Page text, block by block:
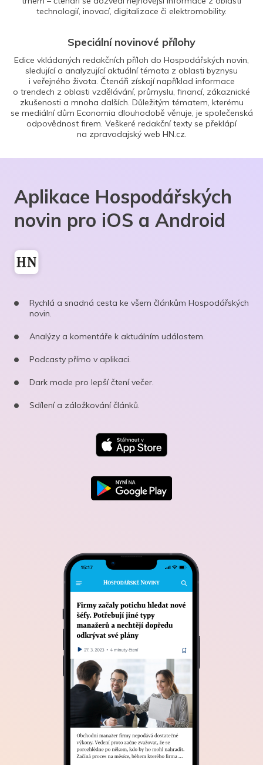
technologií, inovací, digitalizace či elektromobility.
Speciální novinové přílohy
Edice vkládaných redakčních příloh do Hospodářských novin,
sledující a analyzující aktuální témata z oblasti byznysu
i veřejného života. Čtenáři získají například informace
o trendech z oblasti vzdělávání, průmyslu, financí, zákaznické
zkušenosti a mnoha dalších. Důležitým tématem, kterému
se mediální dům Economia dlouhodobě věnuje, je společenská
odpovědnost firem. Veškeré redakční texty se překlápí
na zpravodajský web HN.cz.
Aplikace Hospodářských
novin pro iOS a Android
Rychlá a snadná cesta ke všem článkům Hospodářských
novin.
Analýzy a komentáře k aktuálním událostem.
Podcasty přímo v aplikaci.
Dark mode pro lepší čtení večer.
Sdílení a záložkování článků.